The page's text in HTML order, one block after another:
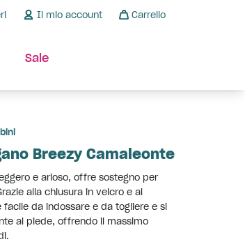
Il mio account Carrello
Sale
Breezy Camaleonte
e arioso, offre sostegno per
alla chiusura in velcro e al
facile da indossare e da togliere e si
al piede, offrendo il massimo